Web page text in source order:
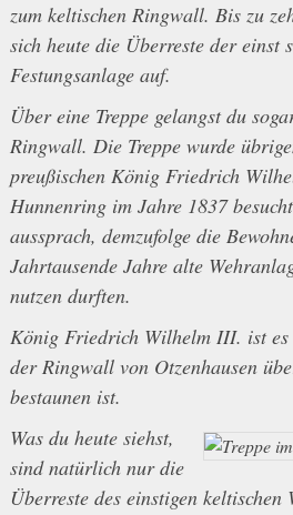
zum keltischen Ringwall. Bis zu
sich heute die Überreste der einst
Festungsanlage auf.
Über eine Treppe gelangst du
Ringwall. Die Treppe wurde
preußischen König Friedrich
Hunnenring im Jahre 1837
aussprach, demzufolge die
Jahrtausende Jahre alte
nutzen durften.
König Friedrich Wilhelm III. ist es
der Ringwall von Otzenhausen
bestaunen ist.
Was du heute siehst,
sind natürlich nur die
Überreste des einstigen